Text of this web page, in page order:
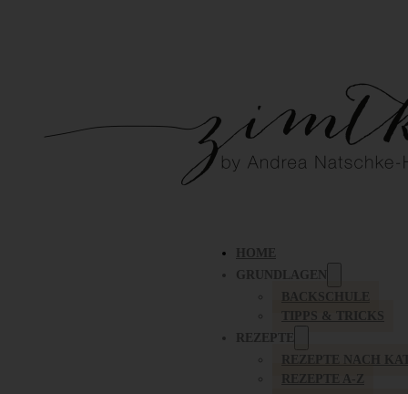
HOME
GRUNDLAGEN
BACKSCHULE
TIPPS & TRICKS
REZEPTE
REZEPTE NACH
REZEPTE A-Z